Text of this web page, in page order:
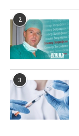
2
3